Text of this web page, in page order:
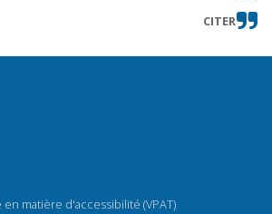
CITER
matière d'accessibilité (VPAT)